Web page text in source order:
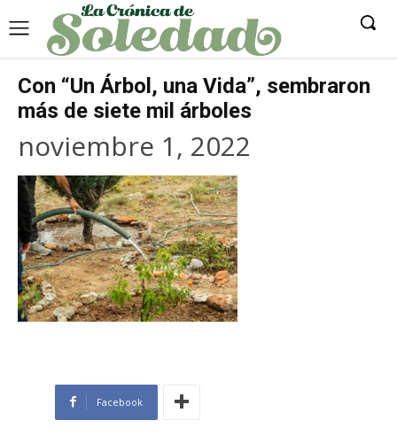
Con “Un Árbol, una Vida”, sembraron
más de siete mil árboles
noviembre 1, 2022
Facebook